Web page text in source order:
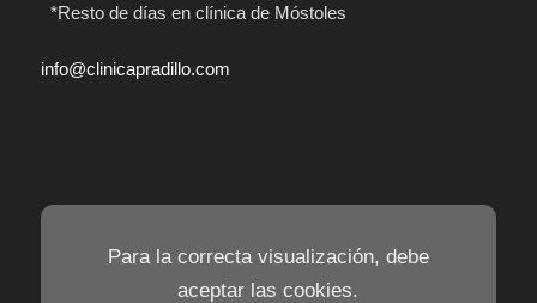
*Resto de días en clínica de Móstoles
info@clinicapradillo.com
Para la correcta visualización, debe
aceptar las cookies.